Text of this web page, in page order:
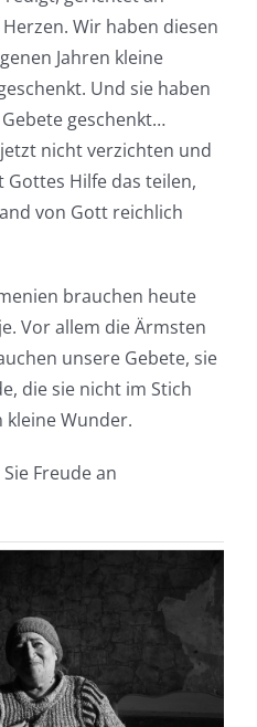
Wir haben diesen
Jahren kleine
Und sie haben
geschenkt…
nicht verzichten und
Hilfe das teilen,
von Gott reichlich
brauchen heute
Vor allem die Ärmsten
unsere Gebete, sie
die sie nicht im Stich
kleine Wunder.
Freude an